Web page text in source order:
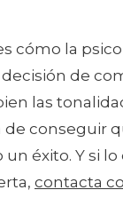
cómo la
de
las
de conseguir
éxito. Y si
contacta